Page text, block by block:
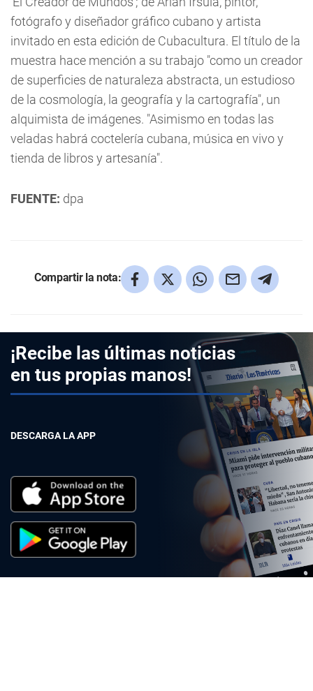
fotógrafo y diseñador gráfico cubano y artista
invitado en esta edición de Cubacultura. El título de la
muestra hace mención a su trabajo "como un creador
de superficies de naturaleza abstracta, un estudioso
de la cosmología, la geografía y la cartografía", un
alquimista de imágenes. "Asimismo en todas las
veladas habrá coctelería cubana, música en vivo y
tienda de libros y artesanía".
FUENTE: dpa
Compartir la nota:
¡Recibe las últimas noticias
en tus propias manos!
DESCARGA LA APP